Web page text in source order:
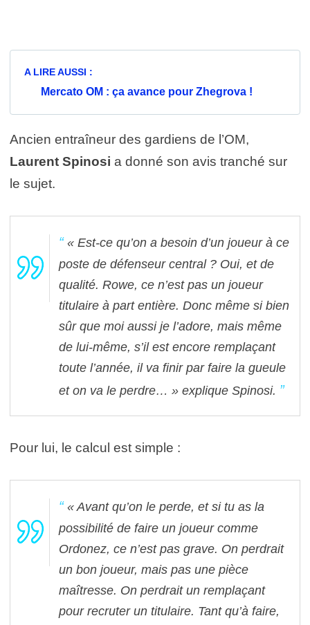
A LIRE AUSSI :
Mercato OM : ça avance pour Zhegrova !
Ancien entraîneur des gardiens de l’OM,
Laurent Spinosi a donné son avis tranché sur
le sujet.
« Est-ce qu’on a besoin d’un joueur à ce
poste de défenseur central ? Oui, et de
qualité. Rowe, ce n’est pas un joueur
titulaire à part entière. Donc même si bien
sûr que moi aussi je l’adore, mais même
de lui-même, s’il est encore remplaçant
toute l’année, il va finir par faire la gueule
et on va le perdre… » explique Spinosi.
Pour lui, le calcul est simple :
« Avant qu’on le perde, et si tu as la
possibilité de faire un joueur comme
Ordonez, ce n’est pas grave. On perdrait
un bon joueur, mais pas une pièce
maîtresse. On perdrait un remplaçant
pour recruter un titulaire. Tant qu’à faire,